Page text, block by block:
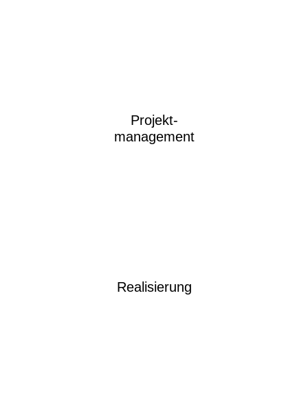
Projekt-
management
Realisierung